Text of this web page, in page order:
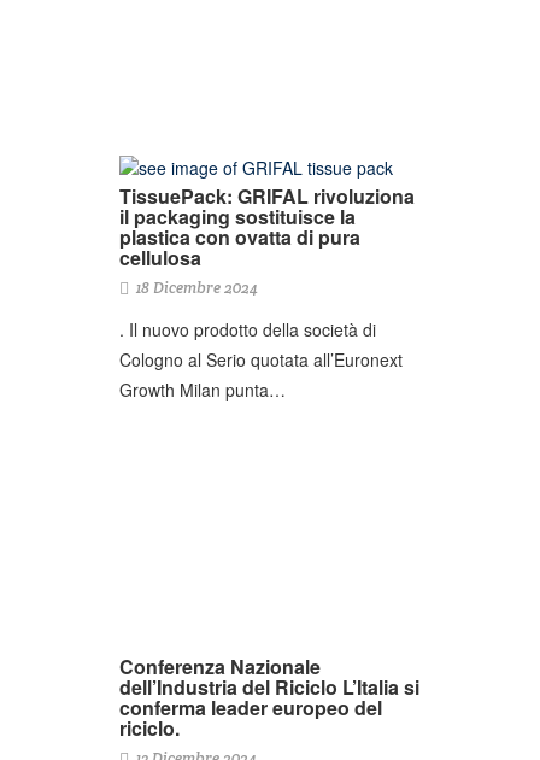
TissuePack: GRIFAL rivoluziona
il packaging sostituisce la
plastica con ovatta di pura
cellulosa
18 Dicembre 2024
. Il nuovo prodotto della società di
Cologno al Serio quotata all’Euronext
Growth Milan punta…
Conferenza Nazionale
dell’Industria del Riciclo L’Italia si
conferma leader europeo del
riciclo.